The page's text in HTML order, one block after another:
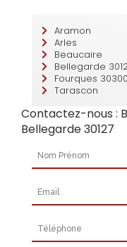
Aramon
Arles
Beaucaire
Bellegarde
Fourques 30300
Tarascon
Contactez-nous :
Bellegarde 30127
Nom Prénom
Email
Téléphone